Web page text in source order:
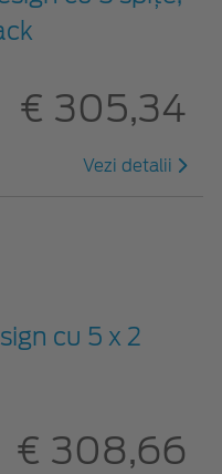
€ 305,34
Vezi detalii
cu 5 x 2
€ 308,66